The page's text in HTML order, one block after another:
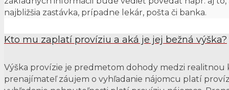
najbližšia zastávka, prípadne lekár, pošta či banka.
Kto mu zaplatí províziu a aká je jej bežná výška?
Výška provízie je predmetom dohody medzi realitnou
prenajímateľ záujem o vyhľadanie nájomcu platí